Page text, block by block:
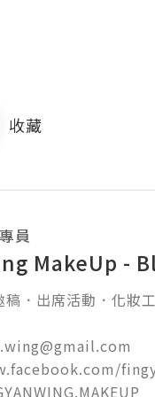
收藏
員
MakeUp -
．出席活動．化妝